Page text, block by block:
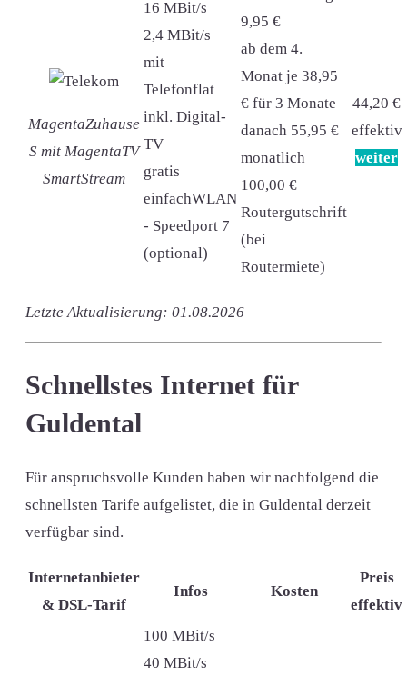
MagentaZuhause
S mit MagentaTV
SmartStream
16 MBit/s
2,4 MBit/s
mit
Telefonflat
inkl. Digital-
TV
gratis
einfachWLAN
- Speedport 7
(optional)
9,95 €
ab dem 4.
Monat je 38,95
€ für 3 Monate
danach 55,95 €
monatlich
100,00 €
Routergutschrift
(bei
Routermiete)
44,20 €
effektiv
weiter
Letzte Aktualisierung: 01.08.2026
Schnellstes Internet für
Guldental
Für anspruchsvolle Kunden haben wir nachfolgend die
schnellsten Tarife aufgelistet, die in Guldental derzeit
verfügbar sind.
Internetanbieter
& DSL-Tarif
Infos Kosten
Preis
effektiv
100 MBit/s
40 MBit/s